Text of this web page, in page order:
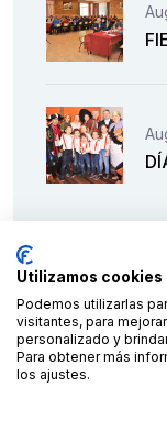
Utilizamos cookies
Podemos utilizarlas
visitantes, para
personalizado y
Para obtener más
los ajustes.